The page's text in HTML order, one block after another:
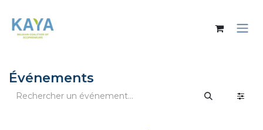
Événements